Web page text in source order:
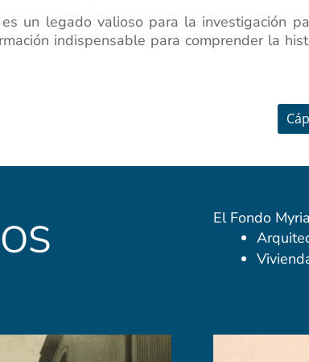
un legado valioso para la investigación
indispensable para comprender la
El Fondo